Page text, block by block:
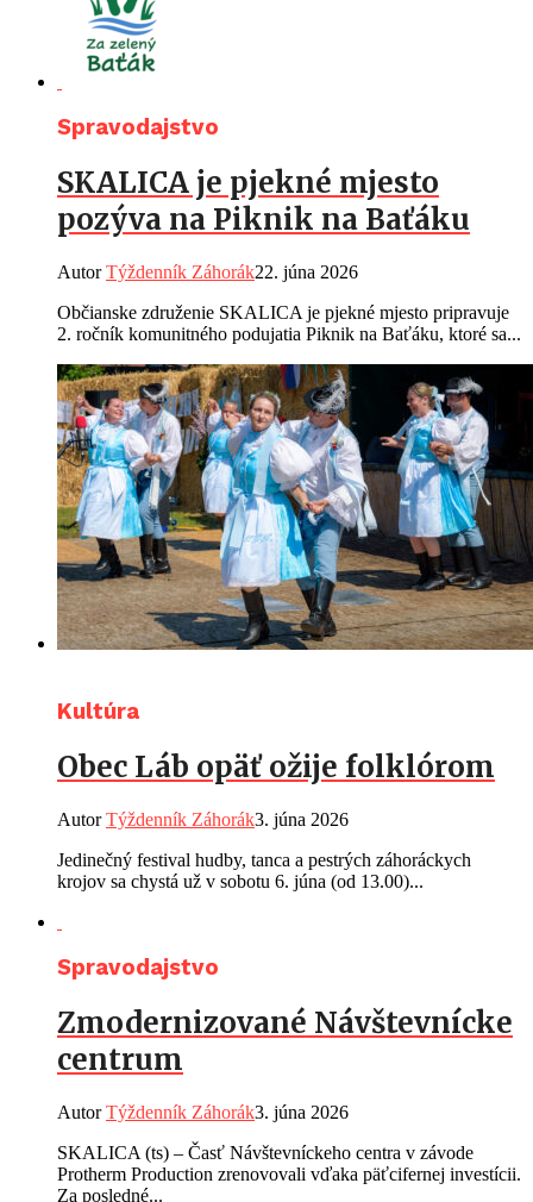
Spravodajstvo
SKALICA je pjekné mjesto
pozýva na Piknik na Baťáku
AutorTýždenník Záhorák22. júna 2026
Občianske združenie SKALICA je pjekné mjesto pripravuje
2. ročník komunitného podujatia Piknik na Baťáku, ktoré sa...
Kultúra
Obec Láb opäť ožije folklórom
AutorTýždenník Záhorák3. júna 2026
Jedinečný festival hudby, tanca a pestrých záhoráckych
krojov sa chystá už v sobotu 6. júna (od 13.00)...
Spravodajstvo
Zmodernizované Návštevnícke
centrum
AutorTýždenník Záhorák3. júna 2026
SKALICA (ts) – Časť Návštevníckeho centra v závode
Protherm Production zrenovovali vďaka päťcifernej investícii.
Za posledné...